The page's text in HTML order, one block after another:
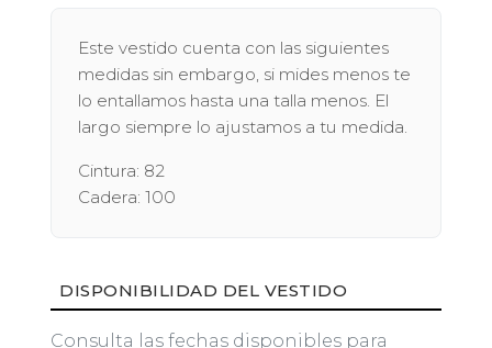
Este vestido cuenta con las siguientes
medidas sin embargo, si mides menos te
lo entallamos hasta una talla menos. El
largo siempre lo ajustamos a tu medida.
Cintura: 82
Cadera: 100
DISPONIBILIDAD DEL VESTIDO
Consulta las fechas disponibles para